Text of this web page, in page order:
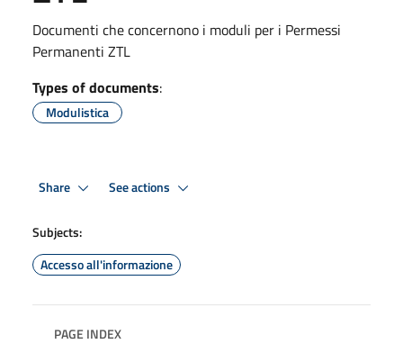
Documenti che concernono i moduli per i Permessi
Permanenti ZTL
Types of documents:
Modulistica
Share See actions
Subjects:
Accesso all'informazione
PAGE INDEX